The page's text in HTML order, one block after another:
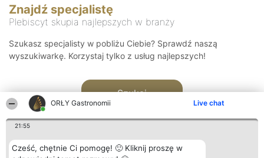
ORŁY Gastronomii Live chat
21:55
Cześć, chętnie Ci pomogę! 🙂 Kliknij proszę w
Znajdź specjalistę
Plebiscyt skupia najlepszych w branży
Szukasz specjalisty w pobliżu Ciebie? Sprawdź naszą
wyszukiwarkę. Korzystaj tylko z usług najlepszych!
Szukaj